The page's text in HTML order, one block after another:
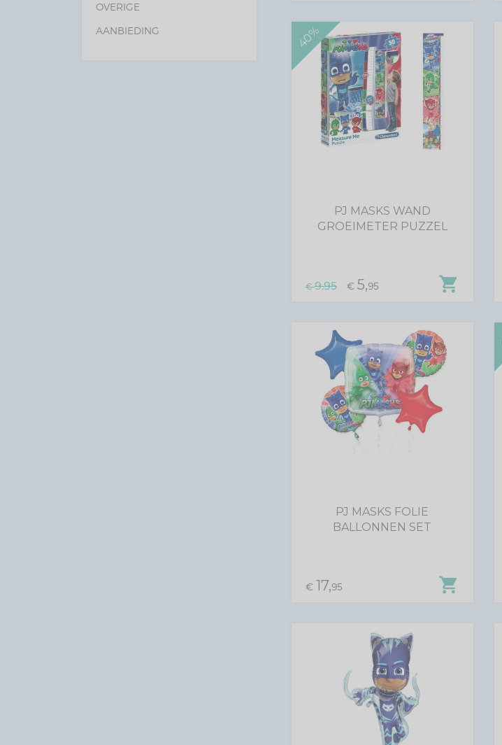
OVERIGE
AANBIEDING
40%
shopping_cart
PJ MASKS WAND
GROEIMETER PUZZEL
€9,95 € 5,95
shopping_cart
PJ MASKS FOLIE
BALLONNEN SET
€ 17,95